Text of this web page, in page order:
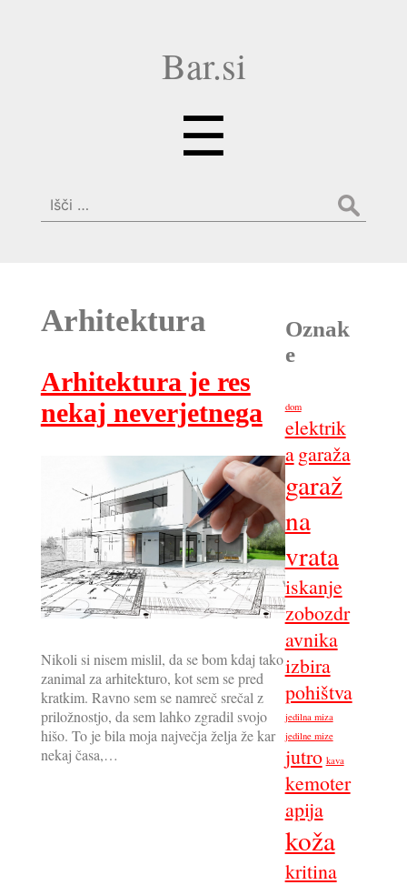
Bar.si
☰
Išči:
Arhitektura
Arhitektura je res
nekaj neverjetnega
Nikoli si nisem mislil, da se bom kdaj tako
zanimal za arhitekturo, kot sem se pred
kratkim. Ravno sem se namreč srečal z
priložnostjo, da sem lahko zgradil svojo
hišo. To je bila moja največja želja že kar
nekaj časa,…
Oznak
e
dom
elektrik
agaraža
garaž
na
vrata
iskanje
zobozdr
avnika
izbira
pohištva
jedilna miza
jedilne mize
jutro kava
kemoter
apija
koža
kritina